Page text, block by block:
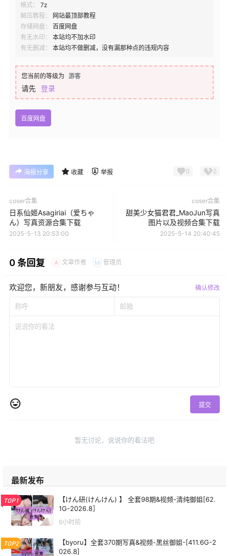
格式：
7z
解压教程：
网站最顶部教程
存储网盘：
百度网盘
有无水印：
本站均不加水印
有无删减：
本站均不做删减，没有漏那种点的违规内容
您当前的等级为 游客
请先 登录
百度网盘
海报分享 收藏 举报 0 0
coser合集
日系仙姬Asagiriai（爱ちゃ
ん）写真资源合集下载
2025-5-13 20:53:00
coser合集
甜美少女猫君君_MaoJun写真
图片以及视频合集下载
2025-5-14 20:40:45
0 条回复 A 文章作者 M 管理员
欢迎您，新朋友，感谢参与互动！ 确认修改
提交
暂无讨论，说说你的看法吧
最新发布
TOP1
【けん研(けんけん) 】 全套98期&视频-清纯御姐[62.
1G-2026.8］
6小时前
TOP2
【byoru】全套370期写真&视频-黑丝御姐-[411.6G-2
026.8]